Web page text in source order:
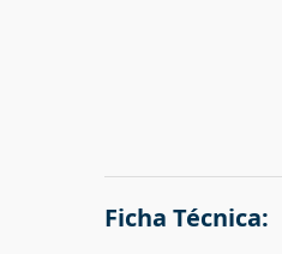
Ficha Técnica: